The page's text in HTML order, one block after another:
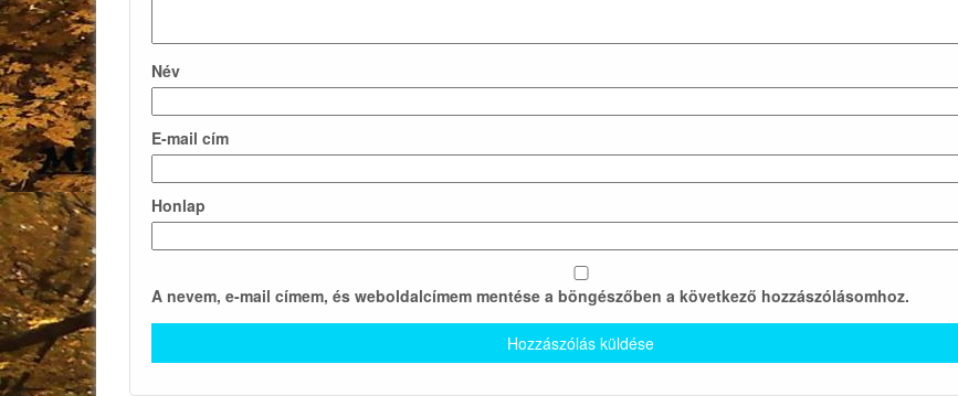
Név
E-mail cím
Honlap
A nevem, e-mail címem, és weboldalcímem mentése a böngészőben a következő hozzászólásomhoz.